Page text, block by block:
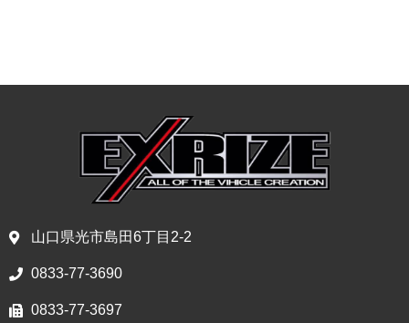
山口県光市島田6丁目2-2
0833-77-3690
0833-77-3697